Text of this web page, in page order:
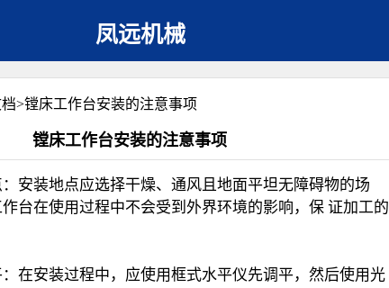
凤远机械
>镗床工作台安装的注意事项
镗床工作台安装的注意事项
安装地点应选择干燥、通风且地面平坦无障碍物的场
台在使用过程中不会受到外界环境的影响，保 证加工的
在安装过程中，应使用框式水平仪先调平，然后使用光